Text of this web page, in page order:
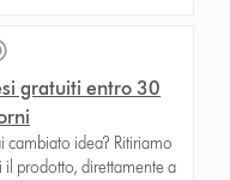
gratuiti entro 30
cambiato idea? Ritiriamo
il prodotto, direttamente a